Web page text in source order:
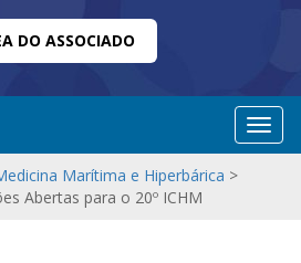
DO ASSOCIADO
Marítima e Hiperbárica >
Abertas para o 20º ICHM